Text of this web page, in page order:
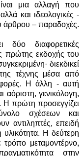
μια αλλαγή που
και ιδεολογικές -
άρθρου – παραδοχές.
δύο διαφορετικές
πρώτης εκδοχής του
διεκδικεί
της τέχνης μέσα από
Η άλλη - αυτή
αόριστη, γενικόλογη,
Η πρώτη προσεγγίζει
σχέσεων και
αντιληπτές, επειδή
υλικότητα. Η δεύτερη
τρόπο μεταμοντέρνο,
στην